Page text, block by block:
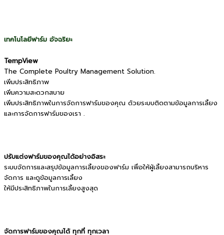
เทคโนโลยีฟาร์ม อัจฉริยะ
TempView
The Complete Poultry Management Solution.
เพิ่มประสิทธิภาพ
เพิ่มความสะดวกสบาย
เพิ่มประสิทธิภาพในการจัดการฟาร์มของคุณ ด้วยระบบติดตามข้อมูลการเลี้ยง
และการจัดการฟาร์มของเรา .
ปรับแต่งฟาร์มของคุณได้อย่างอิสระ
ระบบจัดการและสรุปข้อมูลการเลี้ยงของฟาร์ม เพื่อให้ผู้เลี้ยงสามารถบริหาร
จัดการ และดูข้อมูลการเลี้ยง
ให้มีประสิทธิภาพในการเลี้ยงสูงสุด
จัดการฟาร์มของคุณได้ ทุกที่ ทุกเวลา